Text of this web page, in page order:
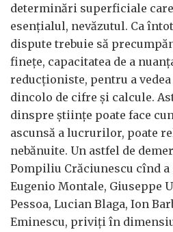
determinări superficiale
esențialul, nevăzutul. Ca
dispute trebuie să
finețe, capacitatea de a
reducționiste, pentru a
dincolo de cifre și calcule.
dinspre științe poate face
ascunsă a lucrurilor, poate
nebănuite. Un astfel de
Pompiliu Crăciunescu cînd
Eugenio Montale, Giuseppe
Pessoa, Lucian Blaga, Ion
Eminescu, priviți în